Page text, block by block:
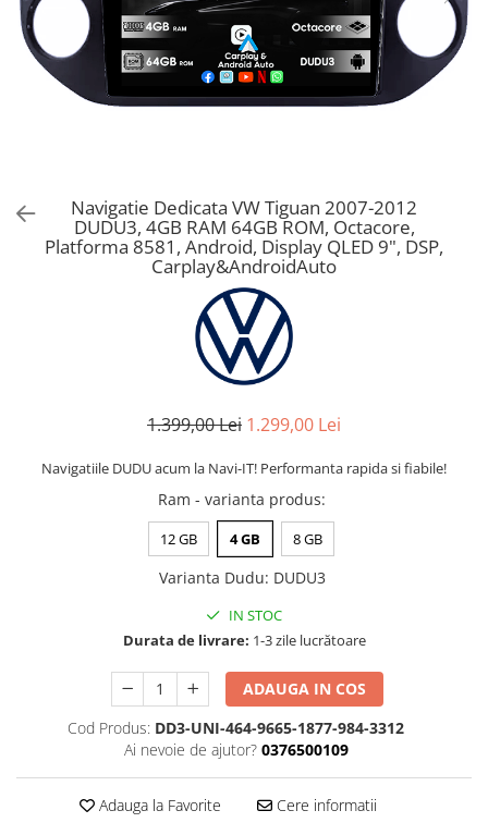
Navigatie Dedicata VW Tiguan 2007-2012
DUDU3, 4GB RAM 64GB ROM, Octacore,
Platforma 8581, Android, Display QLED 9", DSP,
Carplay&AndroidAuto
1.399,00 Lei 1.299,00 Lei
Navigatiile DUDU acum la Navi-IT! Performanta rapida si fiabile!
Ram - varianta produs:
12 GB 4 GB 8 GB
Varianta Dudu: DUDU3
IN STOC
Durata de livrare: 1-3 zile lucrătoare
ADAUGA IN COS
Cod Produs: DD3-UNI-464-9665-1877-984-3312
Ai nevoie de ajutor? 0376500109
Adauga la Favorite Cere informatii